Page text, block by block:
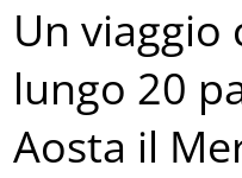
Un viaggio
lungo 20
Aosta il